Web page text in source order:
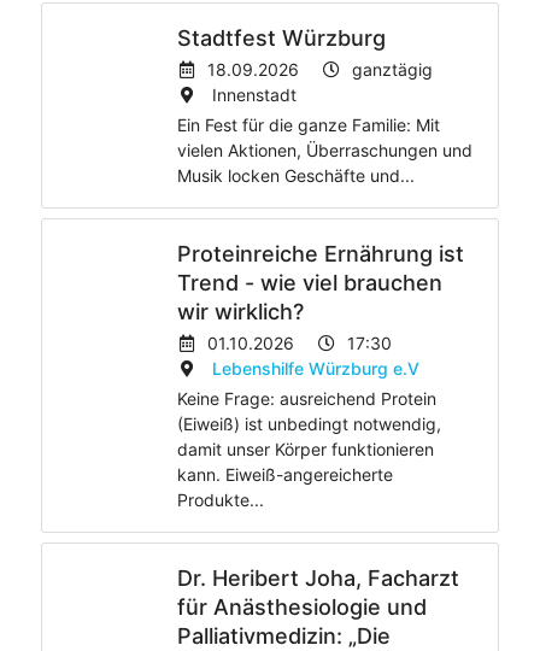
Stadtfest Würzburg
18.09.2026
ganztägig
Innenstadt
Ein Fest für die ganze Familie: Mit
vielen Aktionen, Überraschungen und
Musik locken Geschäfte und...
Proteinreiche Ernährung ist
Trend - wie viel brauchen
wir wirklich?
01.10.2026
17:30
Lebenshilfe Würzburg e.V
Keine Frage: ausreichend Protein
(Eiweiß) ist unbedingt notwendig,
damit unser Körper funktionieren
kann. Eiweiß-angereicherte
Produkte...
Dr. Heribert Joha, Facharzt
für Anästhesiologie und
Palliativmedizin: „Die